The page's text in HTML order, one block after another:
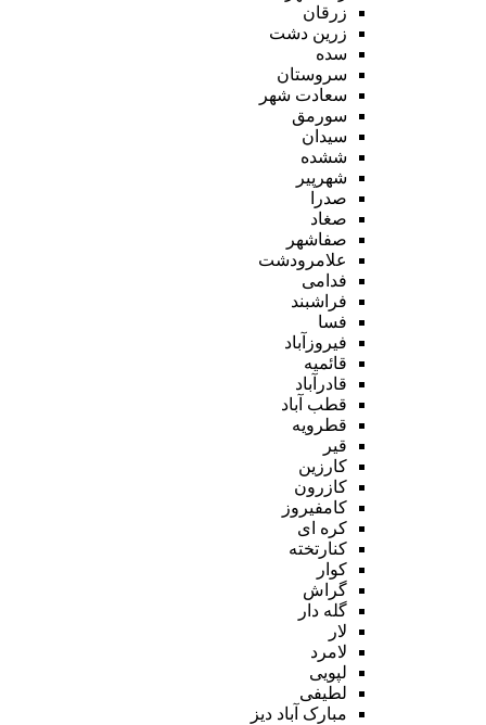
زرقان
زرین دشت
سده
سروستان
سعادت شهر
سورمق
سیدان
ششده
شهرپیر
صدرا
صغاد
صفاشهر
علامرودشت
فدامی
فراشبند
فسا
فیروزآباد
قائمیه
قادرآباد
قطب آباد
قطرویه
قیر
کارزین
کازرون
کامفیروز
کره ای
کنارتخته
کوار
گراش
گله دار
لار
لامرد
لپویی
لطیفی
مبارک آباد دیز